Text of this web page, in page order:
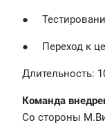
●
● Переход к
Длительность:
Команда
Со стороны